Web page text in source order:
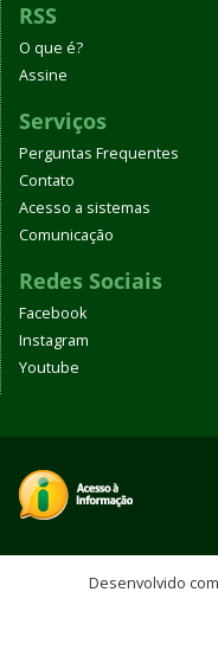
RSS
O que é?
Assine
Serviços
Perguntas Frequentes
Contato
Acesso a sistemas
Comunicação
Redes Sociais
Facebook
Instagram
Youtube
Desenvolvido